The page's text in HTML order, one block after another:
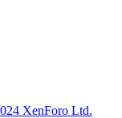
XenForo Ltd.